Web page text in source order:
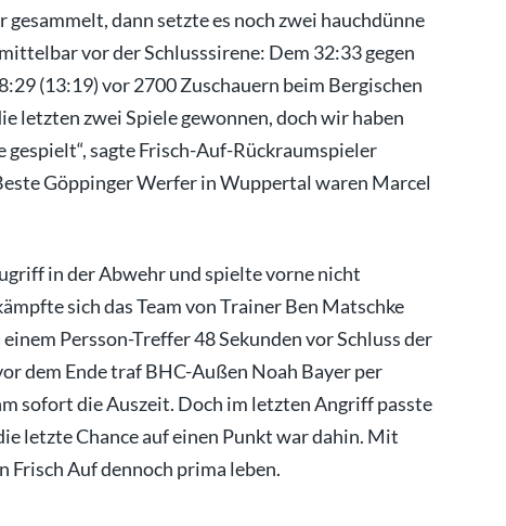
dann setzte es noch zwei hauchdünne
vor der Schlusssirene: Dem 32:33 gegen
(13:19) vor 2700 Zuschauern beim Bergischen
letzten zwei Spiele gewonnen, doch wir haben
sagte Frisch-Auf-Rückraumspieler
Göppinger Werfer in Wuppertal waren Marcel
in der Abwehr und spielte vorne nicht
sich das Team von Trainer Ben Matschke
Persson-Treffer 48 Sekunden vor Schluss der
dem Ende traf BHC-Außen Noah Bayer per
sofort die Auszeit. Doch im letzten Angriff passte
letzte Chance auf einen Punkt war dahin. Mit
Frisch Auf dennoch prima leben.